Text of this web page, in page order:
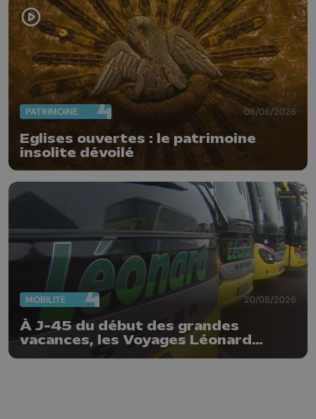
PATRIMOINE 06/06/2026
Eglises ouvertes : le patrimoine
insolite dévoilé
MOBILITÉ 20/05/2026
À J-45 du début des grandes
vacances, les Voyages Léonard